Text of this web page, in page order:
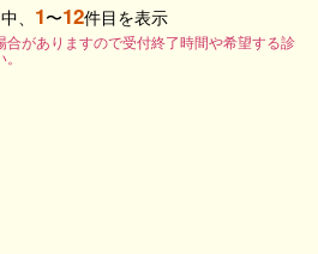
、 1〜12件目を表示
がありますので受付終了時間や希望する診
。